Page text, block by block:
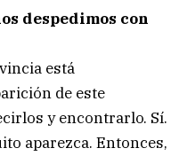
despedimos con
está
de este
y encontrarlo. Sí.
aparezca. Entonces,